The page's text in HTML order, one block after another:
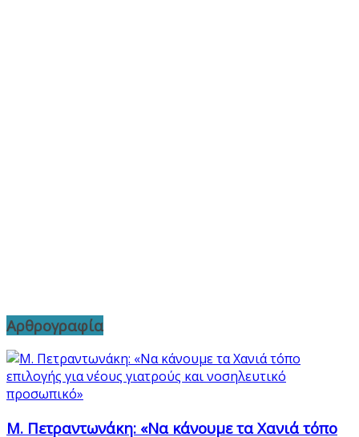
Αρθρογραφία
Μ. Πετραντωνάκη: «Να κάνουμε τα Χανιά τόπο